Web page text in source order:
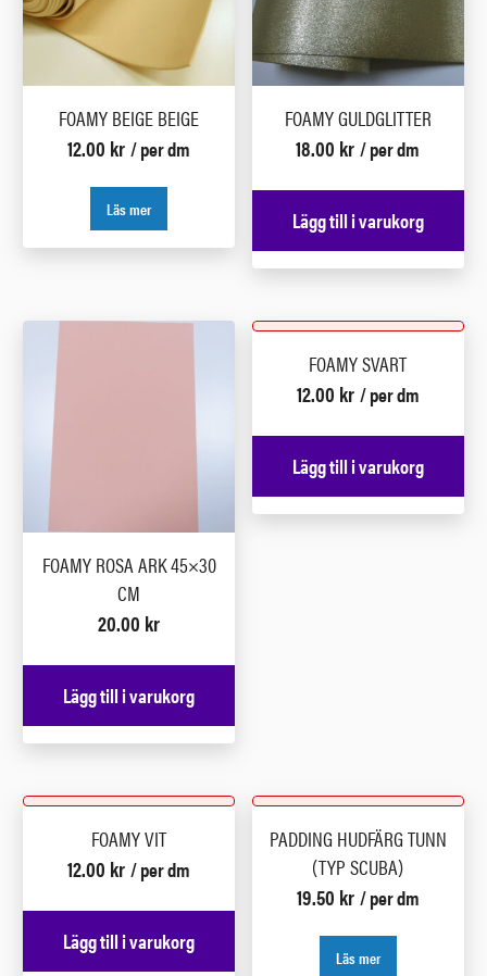
FOAMY BEIGE BEIGE
12.00 kr / per dm
Läs mer
FOAMY GULDGLITTER
18.00 kr / per dm
Lägg till i varukorg
FOAMY ROSA ARK 45×30
CM
20.00 kr
Lägg till i varukorg
FOAMY SVART
12.00 kr / per dm
Lägg till i varukorg
FOAMY VIT
12.00 kr / per dm
Lägg till i varukorg
PADDING HUDFÄRG TUNN
(TYP SCUBA)
19.50 kr / per dm
Läs mer